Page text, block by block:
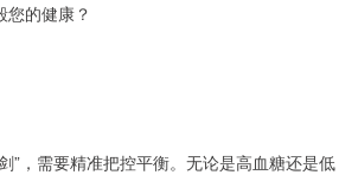
的健康？
”，需要精准把控平衡。无论是高血糖还是低